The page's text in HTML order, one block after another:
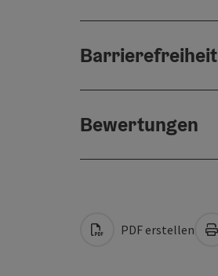
Barrierefreiheit
Bewertungen
PDF erstellen